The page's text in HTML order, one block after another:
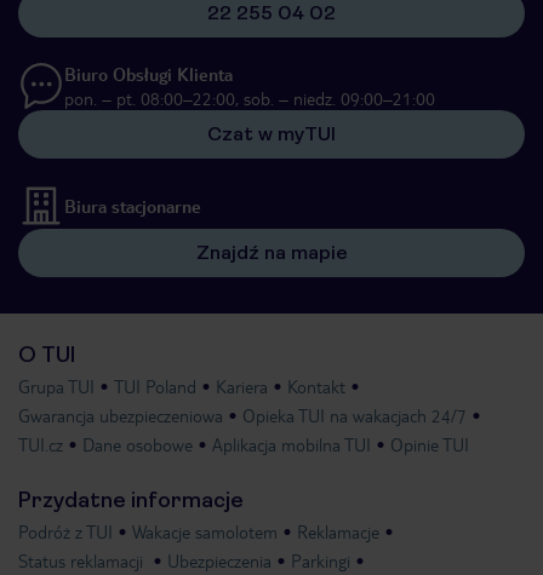
22 255 04 02
Biuro Obsługi Klienta
pon. – pt. 08:00–22:00, sob. – niedz. 09:00–21:00
Czat w myTUI
Biura stacjonarne
Znajdź na mapie
O TUI
Grupa TUI TUI Poland Kariera
Kontakt
Gwarancja ubezpieczeniowa
Opieka TUI na wakacjach 24/7
TUI.cz
Dane osobowe Aplikacja mobilna TUI Opinie TUI
Przydatne informacje
Podróż z TUI Wakacje samolotem
Reklamacje
Status reklamacji
Ubezpieczenia Parkingi